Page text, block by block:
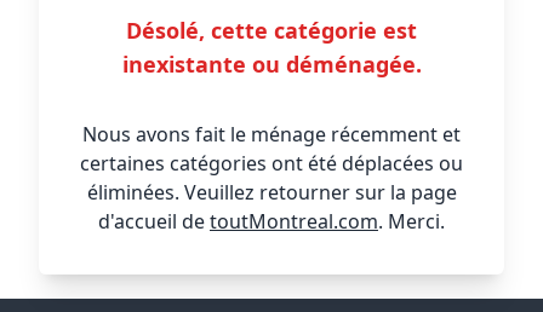
Désolé, cette catégorie est
inexistante ou déménagée.
Nous avons fait le ménage récemment et
certaines catégories ont été déplacées ou
éliminées. Veuillez retourner sur la page
d'accueil detoutMontreal.com. Merci.